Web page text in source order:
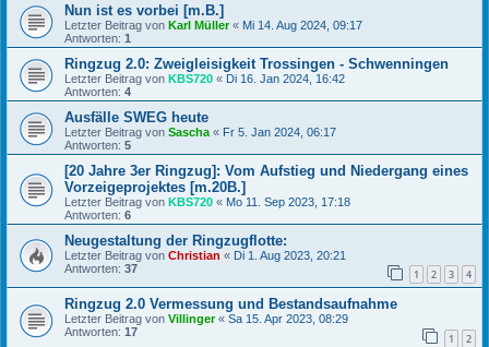
Nun ist es vorbei [m.B.]
Letzter Beitrag von Karl Müller« Mi 14. Aug 2024, 09:17
Antworten: 1
Ringzug 2.0: Zweigleisigkeit Trossingen - Schwenningen
Letzter Beitrag von KBS720 « Di 16. Jan 2024, 16:42
Antworten: 4
Ausfälle SWEG heute
Letzter Beitrag von Sascha « Fr 5. Jan 2024, 06:17
Antworten: 5
[20 Jahre 3er Ringzug]: Vom Aufstieg und Niedergang eines
Vorzeigeprojektes [m.20B.]
Letzter Beitrag von KBS720 « Mo 11. Sep 2023, 17:18
Antworten: 6
Neugestaltung der Ringzugflotte:
Letzter Beitrag von Christian « Di 1. Aug 2023, 20:21
Antworten: 37 1 2 3 4
Ringzug 2.0 Vermessung und Bestandsaufnahme
Letzter Beitrag von Villinger« Sa 15. Apr 2023, 08:29
Antworten: 17 1 2